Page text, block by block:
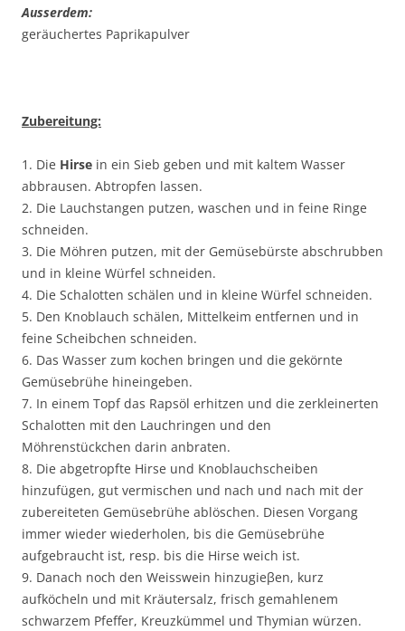
Ausserdem:
geräuchertes Paprikapulver
Zubereitung:
1. Die Hirse in ein Sieb geben und mit kaltem Wasser
abbrausen. Abtropfen lassen.
2. Die Lauchstangen putzen, waschen und in feine Ringe
schneiden.
3. Die Möhren putzen, mit der Gemüsebürste abschrubben
und in kleine Würfel schneiden.
4. Die Schalotten schälen und in kleine Würfel schneiden.
5. Den Knoblauch schälen, Mittelkeim entfernen und in
feine Scheibchen schneiden.
6. Das Wasser zum kochen bringen und die gekörnte
Gemüsebrühe hineingeben.
7. In einem Topf das Rapsöl erhitzen und die zerkleinerten
Schalotten mit den Lauchringen und den
Möhrenstückchen darin anbraten.
8. Die abgetropfte Hirse und Knoblauchscheiben
hinzufügen, gut vermischen und nach und nach mit der
zubereiteten Gemüsebrühe ablöschen. Diesen Vorgang
immer wieder wiederholen, bis die Gemüsebrühe
aufgebraucht ist, resp. bis die Hirse weich ist.
9. Danach noch den Weisswein hinzugieβen, kurz
aufköcheln und mit Kräutersalz, frisch gemahlenem
schwarzem Pfeffer, Kreuzkümmel und Thymian würzen.